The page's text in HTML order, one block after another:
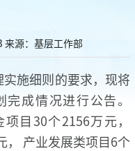
来源：基层工作部
施细则的要求，现将
成情况进行公告。
目30个2156万元，
， 产业发展类项目6个